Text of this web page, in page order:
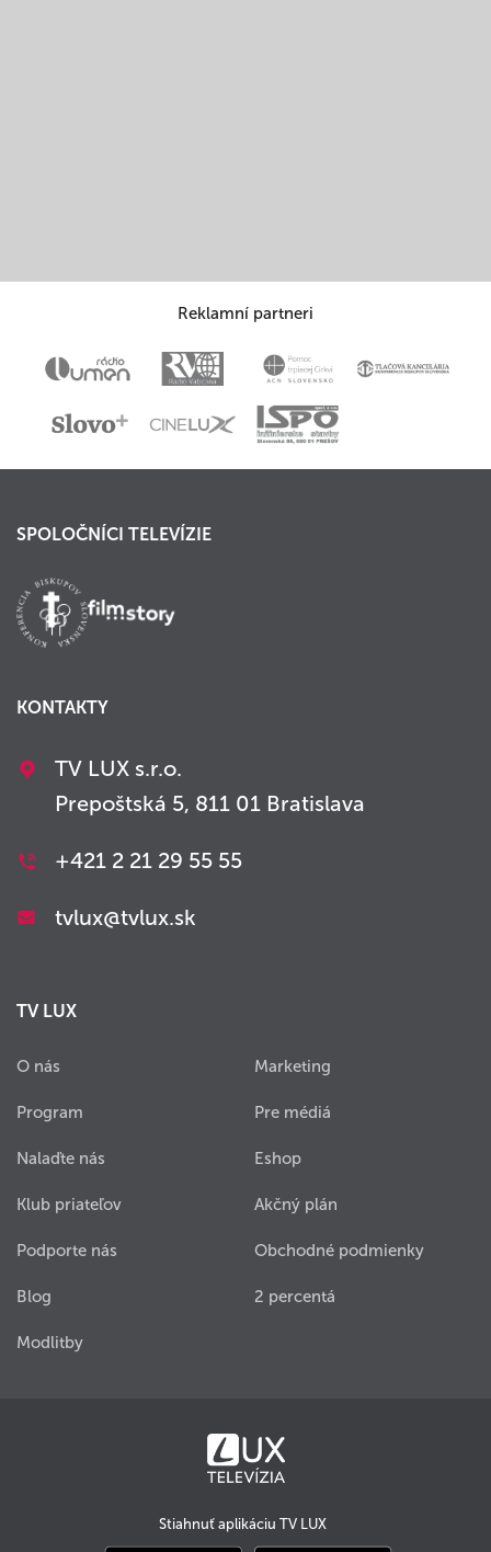
Reklamní partneri
SPOLOČNÍCI TELEVÍZIE
KONTAKTY
TV LUX s.r.o.
Prepoštská 5, 811 01 Bratislava
+421 2 21 29 55 55
tvlux@tvlux.sk
TV LUX
O nás
Program
Nalaďte nás
Klub priateľov
Podporte nás
Blog
Modlitby
Marketing
Pre médiá
Eshop
Akčný plán
Obchodné podmienky
2 percentá
Stiahnuť aplikáciu TV LUX